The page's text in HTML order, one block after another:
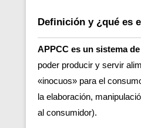
Definición y ¿qué es
APPCC es un sistema
poder producir y servir
«inocuos» para el
la elaboración,
al consumidor).